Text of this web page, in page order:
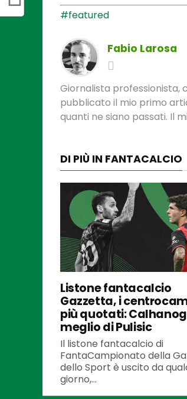
#featured
Fabio Larosa
Giornalista professionista,
pubblicato il mio primo
quanti ne siano passati. Il
DI PIÙ IN FANTACALCIO
Listone fantacalcio
Gazzetta, i
più quotati:
meglio di Pulisic
Il listone fantacalcio di
FantaCampionato della
dello Sport è uscito da
giorno,...